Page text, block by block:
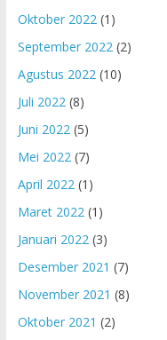
Oktober 2022(1)
September 2022(2)
Agustus 2022(10)
Juli 2022(8)
Juni 2022(5)
Mei 2022(7)
April 2022(1)
Maret 2022(1)
Januari 2022(3)
Desember 2021 (7)
November 2021 (8)
Oktober 2021 (2)